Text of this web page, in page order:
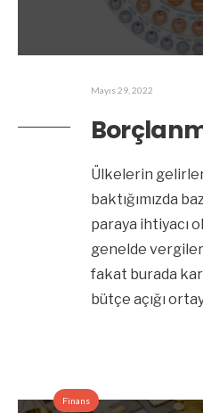
Mayıs 29, 2022
Ülkelerin
baktığımızda
paraya ihtiyacı
genelde vergiler
fakat burada
bütçe açığı
Finans